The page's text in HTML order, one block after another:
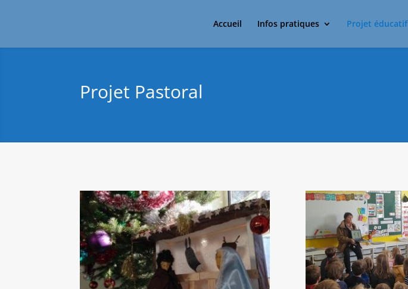
Accueil Infos pratiques Projet éducatif
Projet Pastoral